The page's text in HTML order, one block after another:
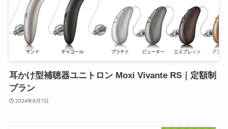
耳かけ型補聴器ユニトロン Moxi Vivante RS｜定額制
プラン
2024年9月7日